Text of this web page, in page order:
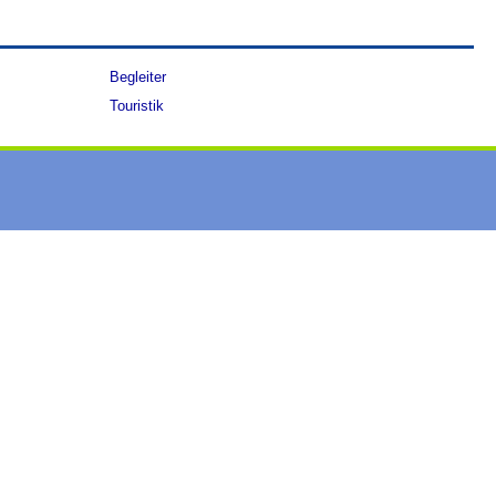
Begleiter
Touristik